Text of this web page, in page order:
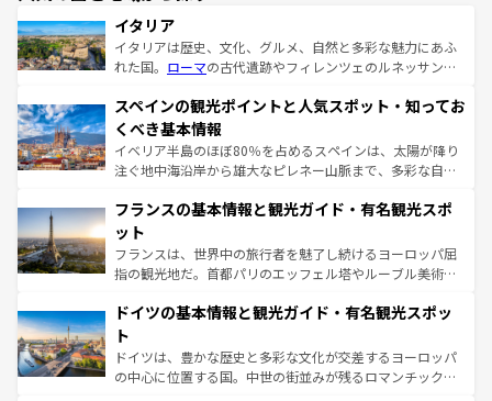
イタリア
イタリアは歴史、文化、グルメ、自然と多彩な魅力にあふ
れた国。 ローマの古代遺跡やフィレンツェのルネッサンス
ろん、トスカーナの美しい田園風景やアマルフィ海岸の絶
景など、自然景観も見逃せない。観光の合間には、本場の
ピザやパスタなど、絶品のイタリア料理を堪能することも
できる。朝目覚めてから夜眠るまで、すべての瞬間を楽し
なお、新着のイタリア情報はコンテンツ一覧を参照してほ
しい。
スペインの観光ポイントと人気スポット・知ってお
くべき基本情報
イベリア半島のほぼ80％を占めるスペインは、太陽が降り
注ぐ地中海沿岸から雄大なピレネー山脈まで、多彩な自然
文化が根付くこの国では、情熱的なフラメンコ、熱気あふ
れる闘牛、そして美味しいタパスが生活の一部となってい
る。首都マドリードの洗練された雰囲気や、バルセロナの
アートに溢れた街角から、地方では古代ローマ遺跡や中世
せる。地方によって風土や気候が異なるスペインはその個
ンテンツ一覧 を参照してほしい。
フランスの基本情報と観光ガイド・有名観光スポ
ット
フランスは、世界中の旅行者を魅了し続けるヨーロッパ屈
指の観光地だ。首都パリのエッフェル塔やルーブル美術館
で、幅広い魅力が詰まっている。華麗な宮殿、歴史的な大
聖堂、美しいビーチ、そして豊かな自然が、訪れる者を心
から魅了する。また、フランスは美食の国としても知ら
れ、フランス料理はユネスコ無形文化遺産にも登録されて
ドイツの基本情報と観光ガイド・有名観光スポッ
ト
ドイツは、豊かな歴史と多彩な文化が交差するヨーロッパ
の中心に位置する国。中世の街並みが残るロマンチック街